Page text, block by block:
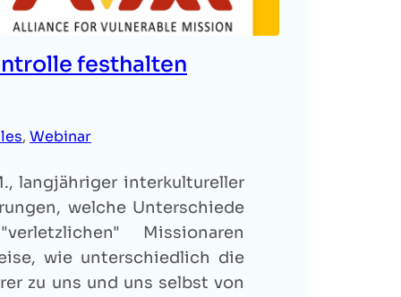
festhalten
, Webinar
langjähriger interkultureller
welche Unterschiede
Missionaren
wie unterschiedlich die
zu uns und uns selbst von